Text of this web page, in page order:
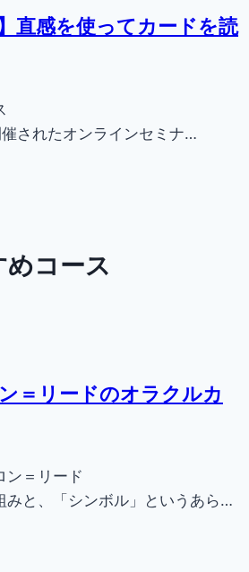
直感を使ってカードを読
されたオンラインセミナ…
めコース
＝リードのオラクルカ
ン＝リード
みと、「シンボル」というあら…